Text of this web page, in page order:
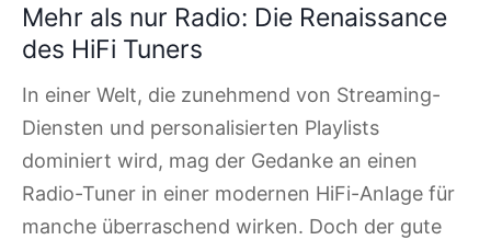
Mehr als nur Radio: Die Renaissance
des HiFi Tuners
In einer Welt, die zunehmend von Streaming-
Diensten und personalisierten Playlists
dominiert wird, mag der Gedanke an einen
Radio-Tuner in einer modernen HiFi-Anlage für
manche überraschend wirken. Doch der gute